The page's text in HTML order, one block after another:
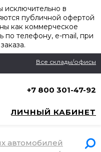
исключительно в
публичной офертой
как коммерческое
по телефону, e-mail, при
Все склады/офисы
+7 800 301-47-92
ЛИЧНЫЙ КАБИНЕТ
автомобилей